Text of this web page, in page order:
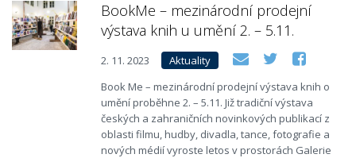
BookMe – mezinárodní prodejní
výstava knih u umění 2. – 5.11.
2. 11. 2023
Aktuality
Book Me – mezinárodní prodejní výstava knih o
umění proběhne 2. – 5.11. Již tradiční výstava
českých a zahraničních novinkových publikací z
oblasti filmu, hudby, divadla, tance, fotografie a
nových médií vyroste letos v prostorách Galerie